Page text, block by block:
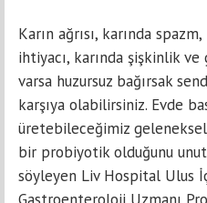
Karın ağrısı, karında
ihtiyacı, karında şişkinlik
varsa huzursuz bağırsak
karşıya olabilirsiniz. Evde
üretebileceğimiz geleneksel
bir probiyotik olduğunu
söyleyen Liv Hospital Ulus